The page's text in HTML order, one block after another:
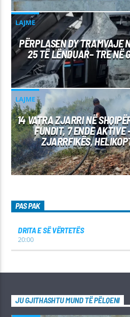
LAJME
PËRPLASEN DY TRAMVAJE
25 TË LËNDUAR– TRE NË
LAJME
14 VATRA ZJARRI NË
FUNDIT, 7 ENDE AKTIVE
ZJARRFIKËS,
PAS PAK
DRITA E SË VËRTETËS
20:00
JU GJITHASHTU MUND TË PËLQENI